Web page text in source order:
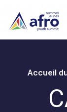
Accueil